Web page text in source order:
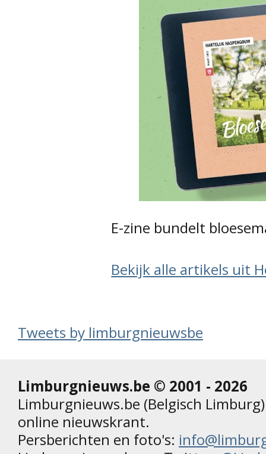
E-zine bundelt
Bekijk alle artikels uit
Tweets by limburgnieuwsbe
Limburgnieuws.be © 2001 - 2026
Limburgnieuws.be (Belgisch
online nieuwskrant.
Persberichten en foto's: